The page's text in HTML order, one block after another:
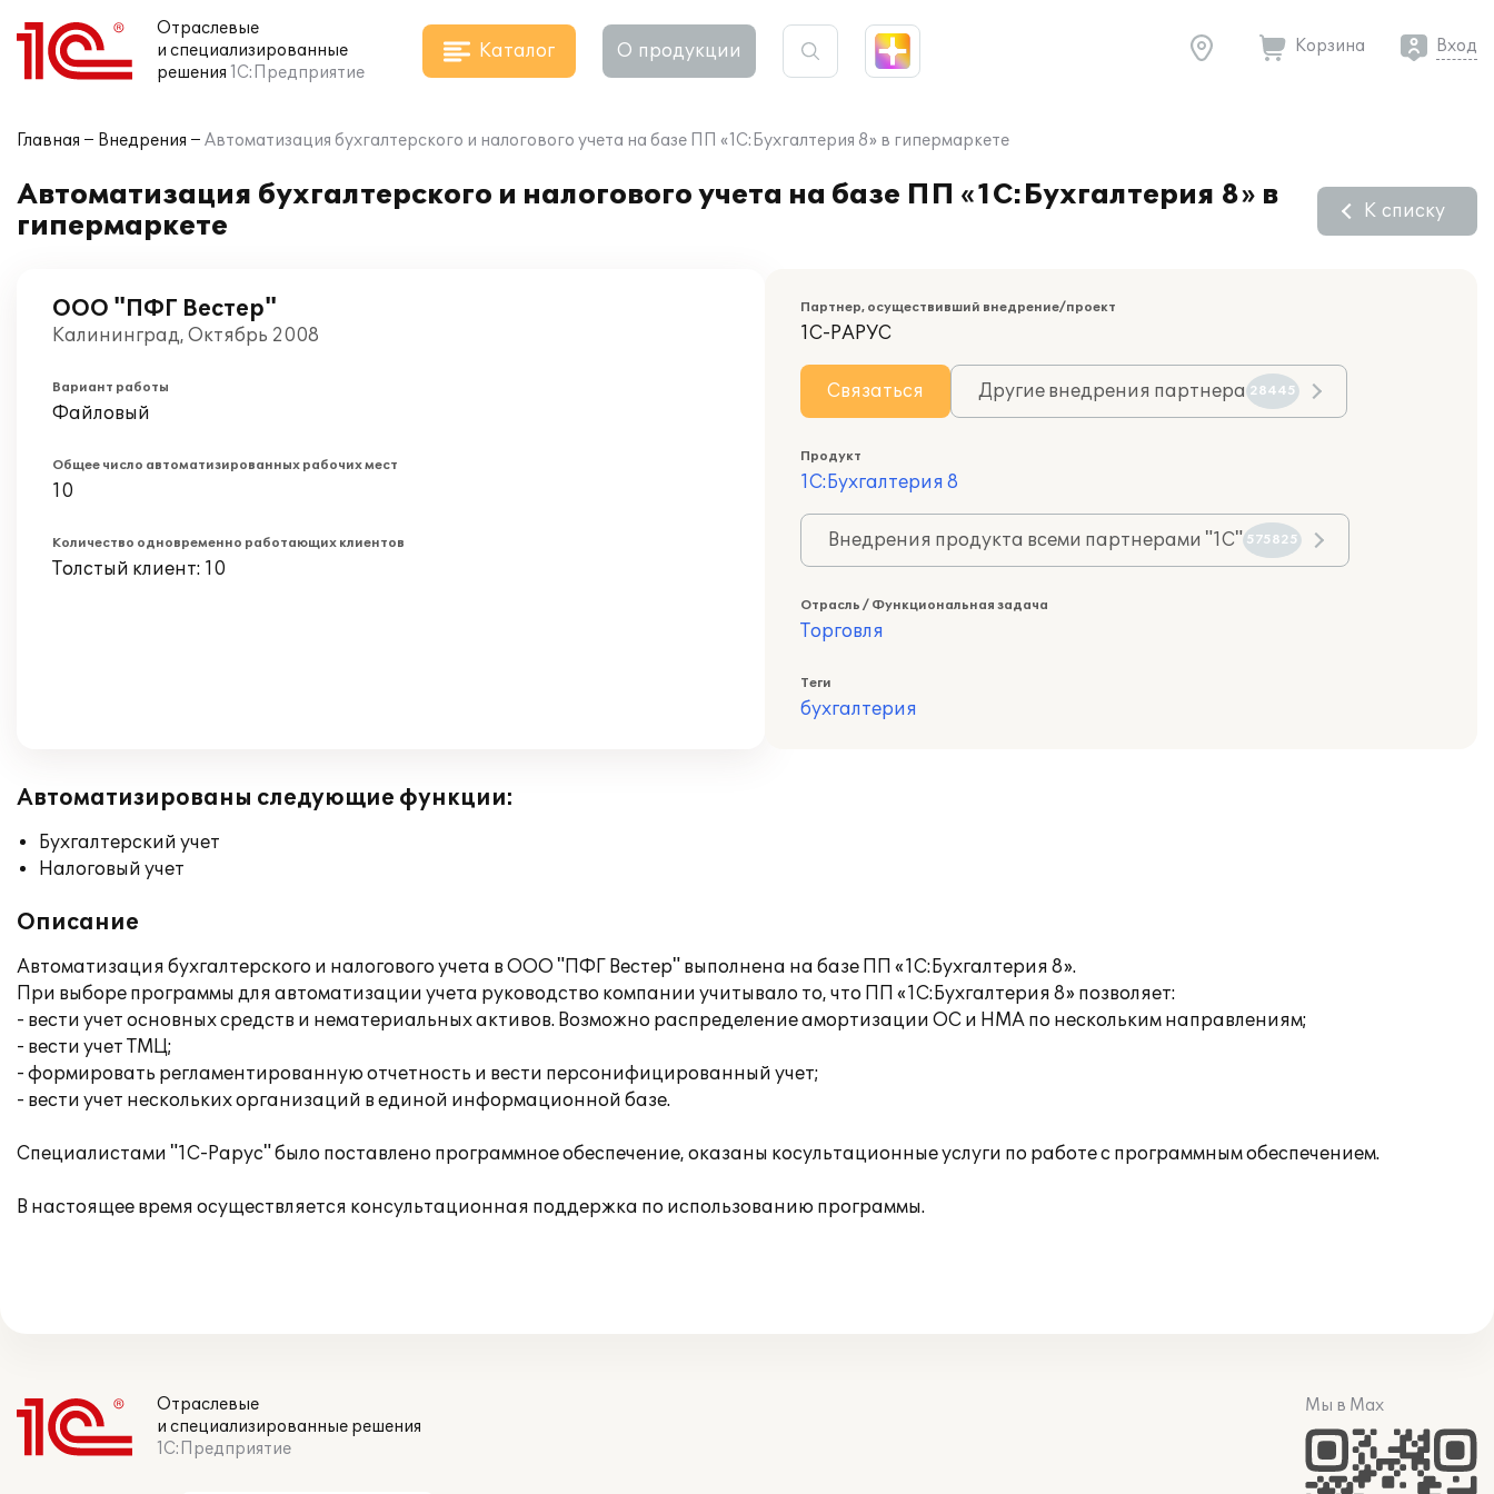
Отраслевые
и специализированные
решения 1С:Предприятие
Каталог О продукции Корзина Вход
Главная Внедрения Автоматизация бухгалтерского и налогового учета на базе ПП «1С:Бухгалтерия 8» в гипермаркете
Автоматизация бухгалтерского и налогового учета на базе ПП «1С:Бухгалтерия 8» в
гипермаркете
К списку
ООО "ПФГ Вестер"
Калининград, Октябрь 2008
Вариант работы
Файловый
Общее число автоматизированных рабочих мест
10
Количество одновременно работающих клиентов
Толстый клиент: 10
Партнер, осуществивший внедрение/проект
1С-РАРУС
Связаться Другие внедрения партнера 28445
Продукт
1С:Бухгалтерия 8
Внедрения продукта всеми партнерами "1С" 575825
Отрасль / Функциональная задача
Торговля
Теги
бухгалтерия
Автоматизированы следующие функции:
Бухгалтерский учет
Налоговый учет
Описание
Автоматизация бухгалтерского и налогового учета в ООО "ПФГ Вестер" выполнена на базе ПП «1С:Бухгалтерия 8».
При выборе программы для автоматизации учета руководство компании учитывало то, что ПП «1С:Бухгалтерия 8» позволяет:
- вести учет основных средств и нематериальных активов. Возможно распределение амортизации ОС и НМА по нескольким направлениям;
- вести учет ТМЦ;
- формировать регламентированную отчетность и вести персонифицированный учет;
- вести учет нескольких организаций в единой информационной базе.
Специалистами "1С-Рарус" было поставлено программное обеспечение, оказаны косультационные услуги по работе с программным обеспечением.
В настоящее время осуществляется консультационная поддержка по использованию программы.
Отраслевые
и специализированные решения
1С:Предприятие
Мы в Max